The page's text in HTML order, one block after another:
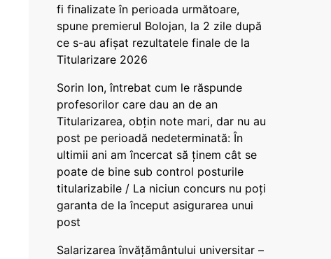
fi finalizate în perioada următoare,
spune premierul Bolojan, la 2 zile după
ce s-au afișat rezultatele finale de la
Titularizare 2026
Sorin Ion, întrebat cum le răspunde
profesorilor care dau an de an
Titularizarea, obțin note mari, dar nu au
post pe perioadă nedeterminată: În
ultimii ani am încercat să ținem cât se
poate de bine sub control posturile
titularizabile / La niciun concurs nu poți
garanta de la început asigurarea unui
post
Salarizarea învățământului universitar –